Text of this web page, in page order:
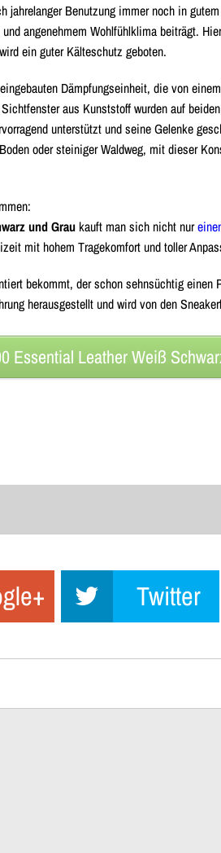
Benutzung immer noch in
und angenehmem Wohlfühlklima beiträgt.
ein guter Kälteschutz geboten.
Dämpfungseinheit, die von
Sichtfenster aus Kunststoffwurden auf
unterstützt und seine Gelenke
oder steiniger Waldweg, mit dieser
und Grau kauft man sich nicht nur
mit hohem Tragekomfort und toller
bekommt, der schon sehnsüchtig
herausgestellt und wird von den
Essential Leather Weiß
Twitter